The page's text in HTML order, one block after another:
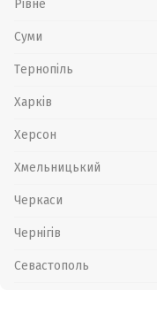
Рівне
Суми
Тернопіль
Харків
Херсон
Хмельницький
Черкаси
Чернігів
Севастополь